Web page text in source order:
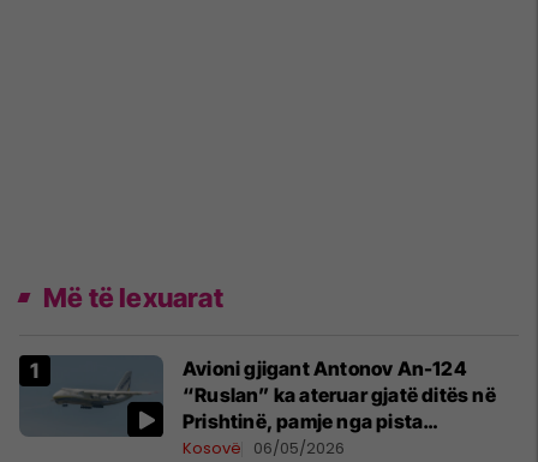
Më të lexuarat
Avioni gjigant Antonov An-124
“Ruslan” ka ateruar gjatë ditës në
Prishtinë, pamje nga pista
publikohen edhe në rrjete sociale
Kosovë 06/05/2026